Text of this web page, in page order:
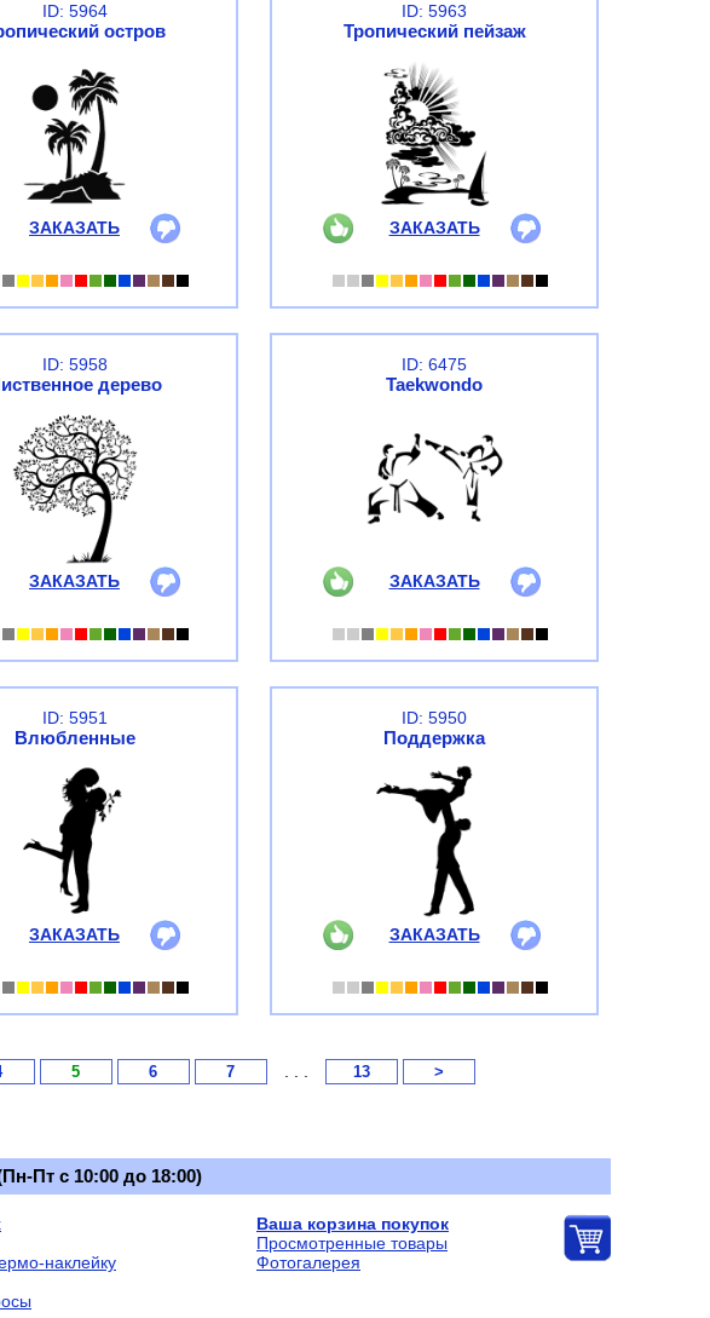
ID: 5964
остров
ЗАКАЗАТЬ
ID: 5963
Тропический пейзаж
ЗАКАЗАТЬ
ID: 5958
дерево
ЗАКАЗАТЬ
ID: 6475
Taekwondo
ЗАКАЗАТЬ
ID: 5951
Влюбленные
ЗАКАЗАТЬ
ID: 5950
Поддержка
ЗАКАЗАТЬ
5 6 7 13 >
Пт с 10:00 до 18:00)
наклейку
Ваша корзина покупок
Просмотренные товары
Фотогалерея